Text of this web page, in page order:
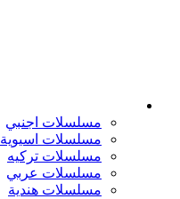
مسلسلات اجنبي
مسلسلات اسيوية
مسلسلات تركيه
مسلسلات عربي
مسلسلات هندية